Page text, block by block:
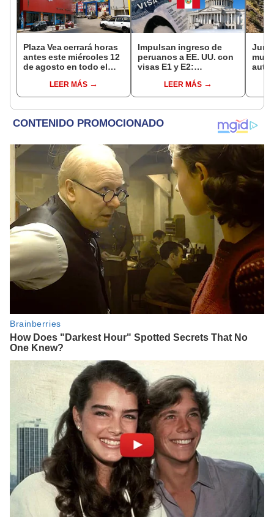
Plaza Vea cerrará horas
antes este miércoles 12
de agosto en todo el
hasta las 7 p.m.
LEER MÁS
Impulsan ingreso de
peruanos a EE. UU. con
visas E1 y E2:
pymes serían los más
beneficiados
LEER MÁS
auto